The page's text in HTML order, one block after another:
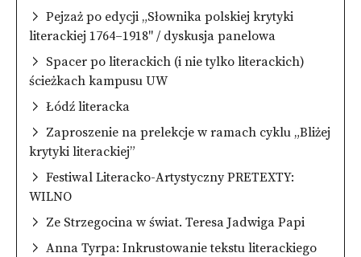
Pejzaż po edycji „Słownika polskiej krytyki
literackiej 1764–1918" / dyskusja panelowa
Spacer po literackich (i nie tylko literackich)
ścieżkach kampusu UW
Łódź literacka
Zaproszenie na prelekcje w ramach cyklu „Bliżej
krytyki literackiej”
Festiwal Literacko-Artystyczny PRETEXTY:
WILNO
Ze Strzegocina w świat. Teresa Jadwiga Papi
Anna Tyrpa: Inkrustowanie tekstu literackiego